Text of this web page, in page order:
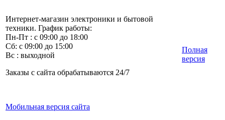
Интернет-магазин электроники и бытовой
техники. График работы:
Пн-Пт : с 09:00 до 18:00
Сб: с 09:00 до 15:00
Вс : выходной
Заказы с сайта обрабатываются 24/7
Мобильная версия сайта
Полная
версия